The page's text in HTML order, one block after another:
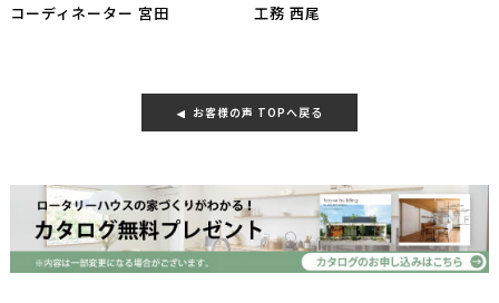
コーディネーター 宮田 工務 西尾
お客様の声 TOPへ戻る